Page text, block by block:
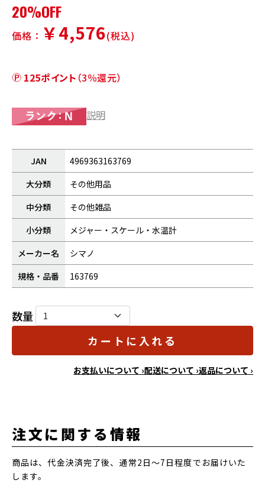
20%OFF
価格： ￥4,576(税込)
125ポイント （3％還元）
説明
JAN
4969363163769
大分類
その他用品
中分類
その他雑品
小分類
メジャー・スケール・水温計
メーカー名
シマノ
規格・品番
163769
数量
カートに入れる
お支払いについて ›配送について ›返品について ›
注文に関する情報
商品は、代金決済完了後、通常2日～7日程度でお届けいた
します。